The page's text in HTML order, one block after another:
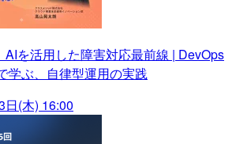
AIを活用した障害対応最前線 | DevOps
学ぶ、自律型運用の実践
(木) 16:00